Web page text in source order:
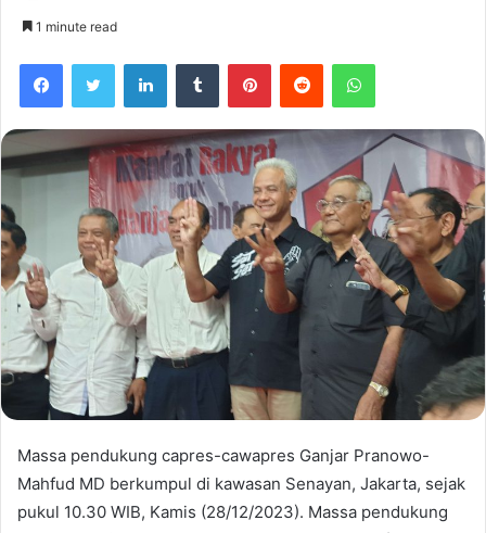
1 minute read
Massa pendukung capres-cawapres Ganjar Pranowo-
Mahfud MD berkumpul di kawasan Senayan, Jakarta, sejak
pukul 10.30 WIB, Kamis (28/12/2023). Massa pendukung